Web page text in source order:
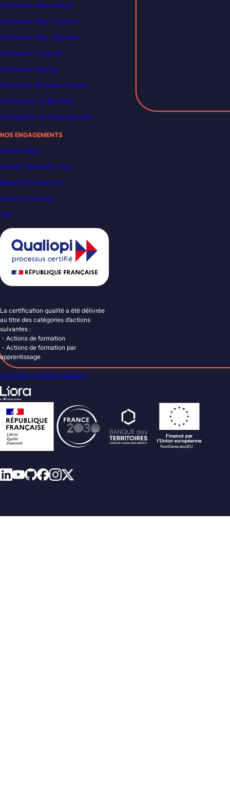
Formation Data Analyst
Formation Data Scientist
Formation Data Engineer
Formation Power BI
Formation DevOps
Formation Business Analyst
Formations en Big Data
Formations en Cybersécurité
NOS ENGAGEMENTS
France 2030
Carbon Reduction Plan
Règlement intérieur
Accueil handicap
VAE
La certification qualité a été délivrée
au titre des catégories d’actions
suivantes :
・Actions de formation
・Actions de formation par
apprentissage
Consulter le certificat Qualiopi